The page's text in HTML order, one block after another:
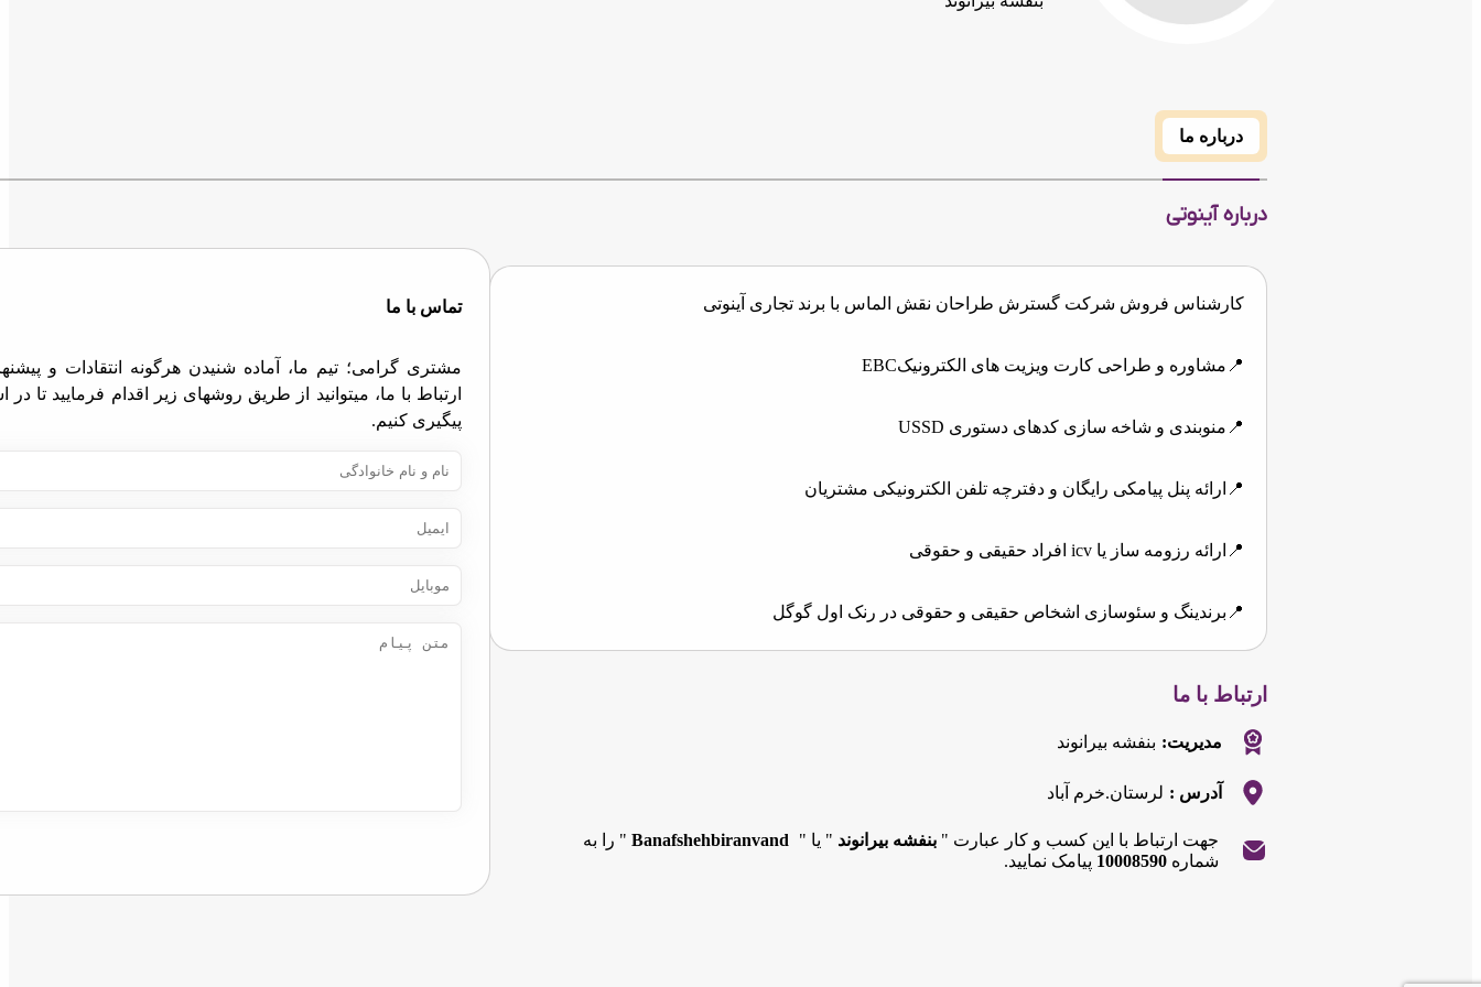
درباره ما
درباره آینوتی
کارشناس فروش شرکت گسترش طراحان نقش الماس با برند تجاری آینوتی
📍مشاوره و طراحی کارت ویزیت های الکترونیکEBC
📍منوبندی و شاخه سازی کدهای دستوری USSD
📍ارائه پنل پیامکی رایگان و دفترچه تلفن الکترونیکی مشتریان
📍ارائه رزومه ساز یا icv افراد حقیقی و حقوقی
📍برندینگ و سئوسازی اشخاص حقیقی و حقوقی در رنک اول گوگل
ارتباط با ما
مدیریت: بنفشه بیرانوند
آدرس : لرستان.خرم آباد
جهت ارتباط با این کسب و کار عبارت " بنفشه بیرانوند " یا " Banafshehbiranvand" را به
شماره 10008590 پیامک نمایید.
Leaflet
©
OpenStreetMap
تماس با ما
مشتری گرامی؛ تیم ما، آماده شنیدن هرگونه انتقادات و
ارتباط با ما، میتوانید از طریق روشهای زیر اقدام فرمایید تا
پیگیری کنیم.